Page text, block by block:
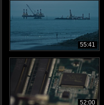
55:41
52:00